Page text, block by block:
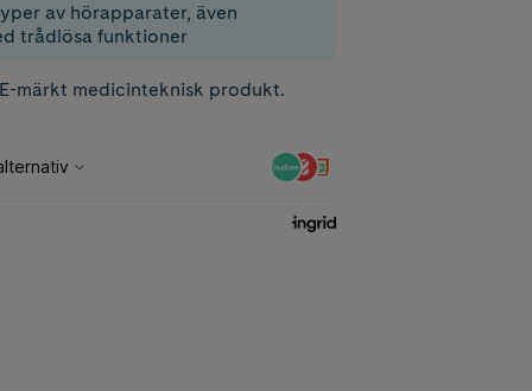
av hörapparater, även
trådlösa funktioner
märkt medicinteknisk produkt.